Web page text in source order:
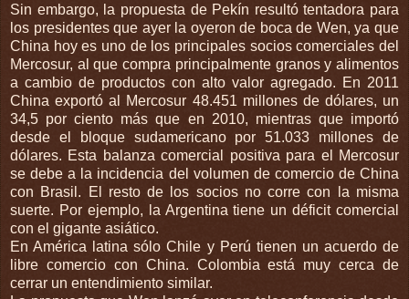
Sin embargo, la propuesta de Pekín resultó tentadora para
los presidentes que ayer la oyeron de boca de Wen, ya que
China hoy es uno de los principales socios comerciales del
Mercosur, al que compra principalmente granos y alimentos
a cambio de productos con alto valor agregado. En 2011
China exportó al Mercosur 48.451 millones de dólares, un
34,5 por ciento más que en 2010, mientras que importó
desde el bloque sudamericano por 51.033 millones de
dólares. Esta balanza comercial positiva para el Mercosur
se debe a la incidencia del volumen de comercio de China
con Brasil. El resto de los socios no corre con la misma
suerte. Por ejemplo, la Argentina tiene un déficit comercial
con el gigante asiático.
En América latina sólo Chile y Perú tienen un acuerdo de
libre comercio con China. Colombia está muy cerca de
cerrar un entendimiento similar.